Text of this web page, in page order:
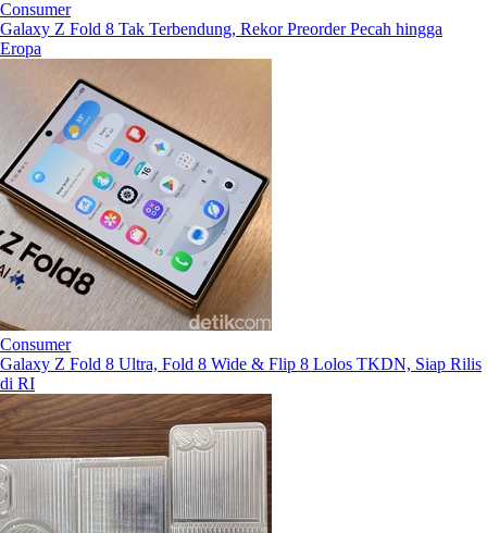
Consumer
Galaxy Z Fold 8 Tak Terbendung, Rekor Preorder Pecah hingga
Eropa
Consumer
Galaxy Z Fold 8 Ultra, Fold 8 Wide & Flip 8 Lolos TKDN, Siap Rilis
di RI